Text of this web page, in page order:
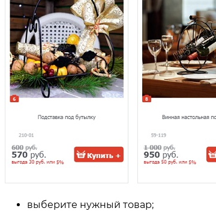
выберите нужный товар;